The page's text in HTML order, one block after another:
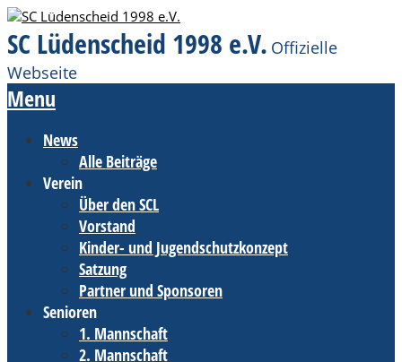
SC Lüdenscheid 1998 e.V. Offizielle
Webseite
Menu
News
Alle Beiträge
Verein
Über den SCL
Vorstand
Kinder- und Jugendschutzkonzept
Satzung
Partner und Sponsoren
Senioren
1. Mannschaft
2. Mannschaft